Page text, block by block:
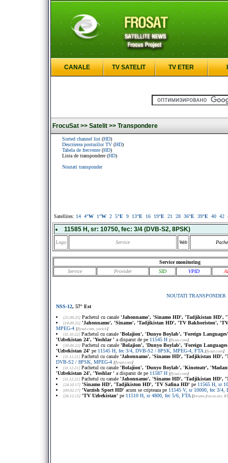
CANALE TV SATELIT TV ETER
FrocuSat >> Satelit >> Transpondere
Sorted channel list (HD)
Descrierea posturilor TV (HD)
Tabela de frecvente (HD)
Lista de transpondere (HD)
Noutati transponder
Satellites: 14 4°W 1°W 2 5°E 9 13°E 16 19°E 21 28 36°E 39°E 40 42
11585 H, sr: 10750, fec: 3/4 (DVB-S2, 8PSK)
Logo Service Web
Service monitoring
Service
Provider SID VPID
NOUTATI TRANSPONDER
NSS-12, 57° Est
[21.09.25] Pachetul cu canale 'Jahonnamo', 'Sinamo HD', 'Tadjikistan HD',
[14.09.25] 'Jahonnamo', 'Sinamo', 'Tadjikistan HD', 'TV Bakhoriston',
MPEG-4 [flysat.com, yorick]
[11.10.22] Pachetul cu canale 'Bolajion', 'Dunyo Boylab', 'Foreign
'Uzbekistan 24', 'Yoshlar ' a disparut de pe 11545 H [flysat.com]
[30.09.22] Pachetul cu canale 'Bolajion', 'Dunyo Boylab', 'Foreign
'Uzbekistan 24' pe 11545 H, fec 3/4, DVB-S2 / 8PSK, MPEG-4, FTA [flysat.com]
[11.12.21] Pachetul cu canale 'Jahonnamo', 'Sinamo HD', 'Tadjikistan HD',
DVB-S2 / 8PSK, MPEG-4 [flysat.com]
[11.12.21] Pachetul cu canale 'Bolajion', 'Dunyo Boylab', 'Kinoteatr',
'Uzbekistan 24', 'Yoshlar ' a disparut de pe 11587 H [flysat.com]
[11.12.21] Pachetul cu canale 'Jahonnamo', 'Sinamo HD', 'Tadjikistan HD',
[24.10.17] 'Sinamo HD', 'Tadjikiston HD', 'TV Safina HD' pe 11565 H, sr
[09.02.17] 'Varzish Sport HD' acum se cripteaza pe 11545 V, sr 10000, fec 3/
[26.12.15] 'TV Uzbekistan' pe 11510 H, sr 4800, fec 5/6, FTA [forums.frocus.net,